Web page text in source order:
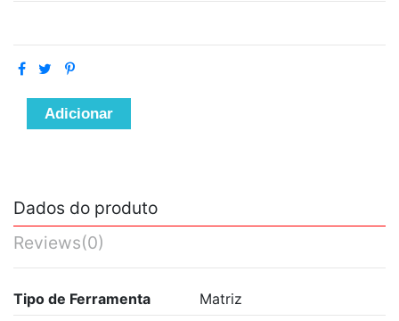
Adicionar
Dados do produto
Reviews(0)
Tipo de Ferramenta
Matriz